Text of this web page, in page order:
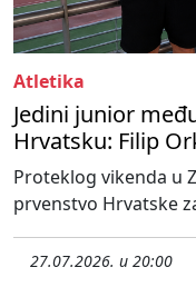
Atletika
Jedini junior
Hrvatsku: Filip
Proteklog vikenda u
prvenstvo Hrvatske
27.07.2026. u 20:00